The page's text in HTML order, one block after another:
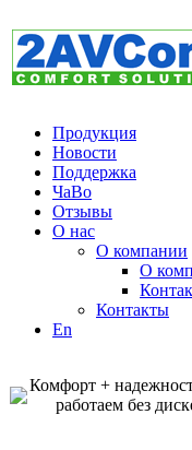
Продукция
Новости
Поддержка
ЧаВо
Отзывы
О нас
О компании
О
Контакты
En
Комфорт +
работаем без